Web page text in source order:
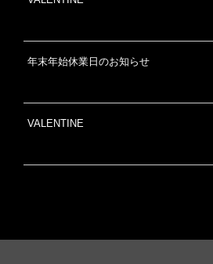
年末年始休業日のお知らせ
VALENTINE